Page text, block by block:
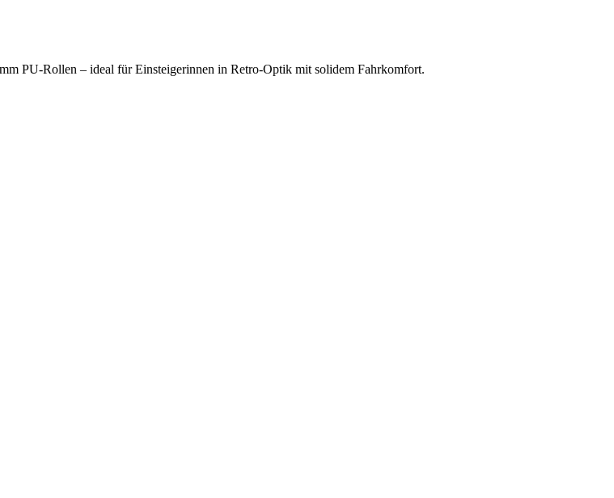
PU-Rollen – ideal für Einsteigerinnen in Retro-Optik mit solidem Fahrkomfort.